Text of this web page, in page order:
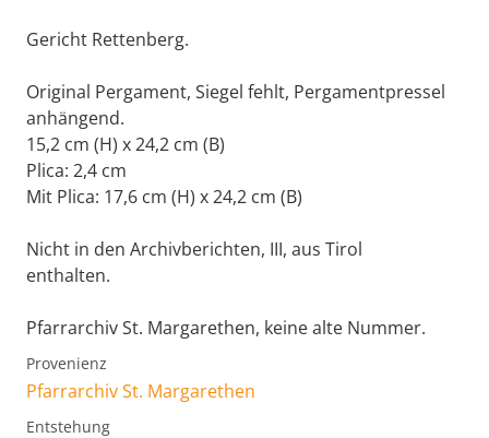
Gericht Rettenberg.
Original Pergament, Siegel fehlt, Pergamentpressel
anhängend.
15,2 cm (H) x 24,2 cm (B)
Plica: 2,4 cm
Mit Plica: 17,6 cm (H) x 24,2 cm (B)
Nicht in den Archivberichten, III, aus Tirol
enthalten.
Pfarrarchiv St. Margarethen, keine alte Nummer.
Provenienz
Pfarrarchiv St. Margarethen
Entstehung